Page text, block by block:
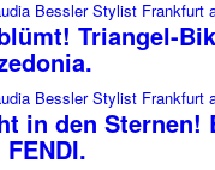
Triangel-
in den Sternen!